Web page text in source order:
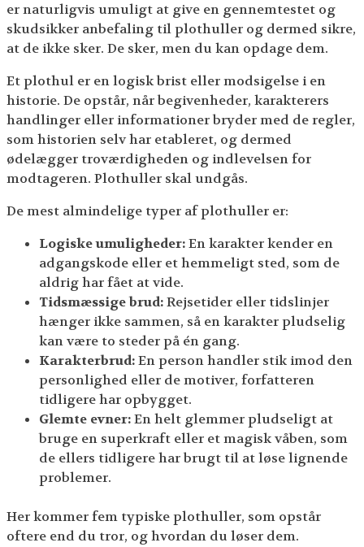
er naturligvis umuligt at give en gennemtestet og
skudsikker anbefaling til plothuller og dermed sikre,
at de ikke sker. De sker, men du kan opdage dem.
Et plothul er en logisk brist eller modsigelse i en
historie. De opstår, når begivenheder, karakterers
handlinger eller informationer bryder med de regler,
som historien selv har etableret, og dermed
ødelægger troværdigheden og indlevelsen for
modtageren. Plothuller skal undgås.
De mest almindelige typer af plothuller er:
Logiske umuligheder:En karakter kender en
adgangskode eller et hemmeligt sted, som de
aldrig har fået at vide.
Tidsmæssige brud:Rejsetider eller tidslinjer
hænger ikke sammen, så en karakter pludselig
kan være to steder på én gang.
Karakterbrud:En person handler stik imod den
personlighed eller de motiver, forfatteren
tidligere har opbygget.
Glemte evner:En helt glemmer pludseligt at
bruge en superkraft eller et magisk våben, som
de ellers tidligere har brugt til at løse lignende
problemer.
Her kommer fem typiske plothuller, som opstår
oftere end du tror, og hvordan du løser dem.